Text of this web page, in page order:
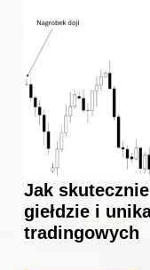
Jak
giełdzie i
tradingowych